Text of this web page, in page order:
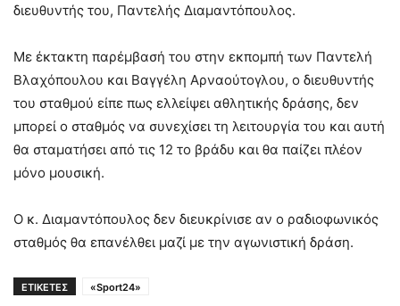
διευθυντής του, Παντελής Διαμαντόπουλος.
Με έκτακτη παρέμβασή του στην εκπομπή των Παντελή
Βλαχόπουλου και Βαγγέλη Αρναούτογλου, ο διευθυντής
του σταθμού είπε πως ελλείψει αθλητικής δράσης, δεν
μπορεί ο σταθμός να συνεχίσει τη λειτουργία του και αυτή
θα σταματήσει από τις 12 το βράδυ και θα παίζει πλέον
μόνο μουσική.
Ο κ. Διαμαντόπουλος δεν διευκρίνισε αν ο ραδιοφωνικός
σταθμός θα επανέλθει μαζί με την αγωνιστική δράση.
ΕΤΙΚΕΤΕΣ «Sport24»